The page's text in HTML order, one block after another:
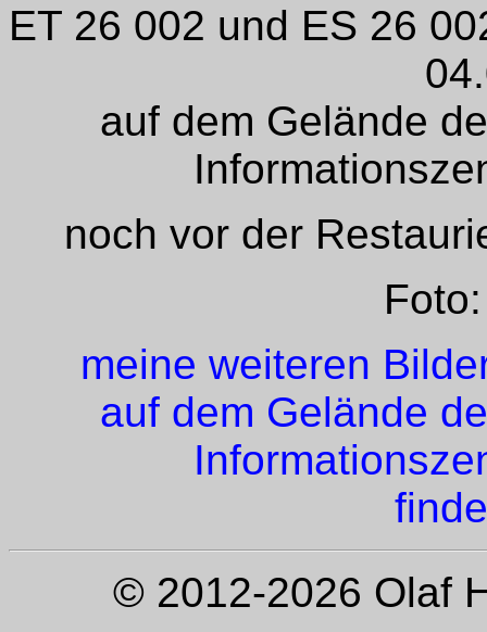
ET 26 002 und ES 26
auf dem Gelände
noch vor der
meine weiteren
auf dem Gelände
© 2012-2026 Olaf